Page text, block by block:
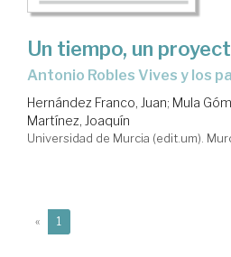
Un tiempo, un
Antonio Robles Vives y los
Hernández Franco, Juan; Mula
Martínez, Joaquín
Universidad de Murcia (edit.um).
« 1